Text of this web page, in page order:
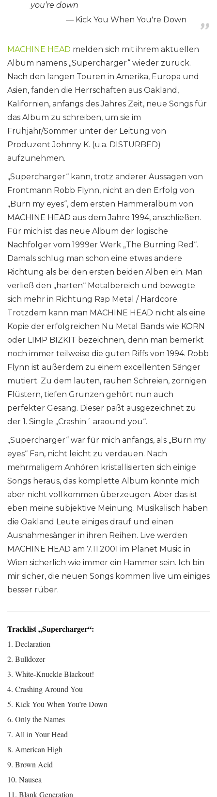
you’re down
Kick You When You're Down
MACHINE HEAD melden sich mit ihrem aktuellen
Album namens „Supercharger“ wieder zurück.
Nach den langen Touren in Amerika, Europa und
Asien, fanden die Herrschaften aus Oakland,
Kalifornien, anfangs des Jahres Zeit, neue Songs für
das Album zu schreiben, um sie im
Frühjahr/Sommer unter der Leitung von
Produzent Johnny K. (u.a. DISTURBED)
aufzunehmen.
„Supercharger“ kann, trotz anderer Aussagen von
Frontmann Robb Flynn, nicht an den Erfolg von
„Burn my eyes“, dem ersten Hammeralbum von
MACHINE HEAD aus dem Jahre 1994, anschließen.
Für mich ist das neue Album der logische
Nachfolger vom 1999er Werk „The Burning Red“.
Damals schlug man schon eine etwas andere
Richtung als bei den ersten beiden Alben ein. Man
verließ den „harten“ Metalbereich und bewegte
sich mehr in Richtung Rap Metal / Hardcore.
Trotzdem kann man MACHINE HEAD nicht als eine
Kopie der erfolgreichen Nu Metal Bands wie KORN
oder LIMP BIZKIT bezeichnen, denn man bemerkt
noch immer teilweise die guten Riffs von 1994. Robb
Flynn ist außerdem zu einem excellenten Sänger
mutiert. Zu dem lauten, rauhen Schreien, zornigen
Flüstern, tiefen Grunzen gehört nun auch
perfekter Gesang. Dieser paßt ausgezeichnet zu
der 1. Single „Crashin´ araound you“.
„Supercharger“ war für mich anfangs, als „Burn my
eyes“ Fan, nicht leicht zu verdauen. Nach
mehrmaligem Anhören kristallisierten sich einige
Songs heraus, das komplette Album konnte mich
aber nicht vollkommen überzeugen. Aber das ist
eben meine subjektive Meinung. Musikalisch haben
die Oakland Leute einiges drauf und einen
Ausnahmesänger in ihren Reihen. Live werden
MACHINE HEAD am 7.11.2001 im Planet Music in
Wien sicherlich wie immer ein Hammer sein. Ich bin
mir sicher, die neuen Songs kommen live um einiges
besser rüber.
Tracklist „Supercharger“:
1. Declaration
2. Bulldozer
3. White-Knuckle Blackout!
4. Crashing Around You
5. Kick You When You’re Down
6. Only the Names
7. All in Your Head
8. American High
9. Brown Acid
10. Nausea
11. Blank Generation